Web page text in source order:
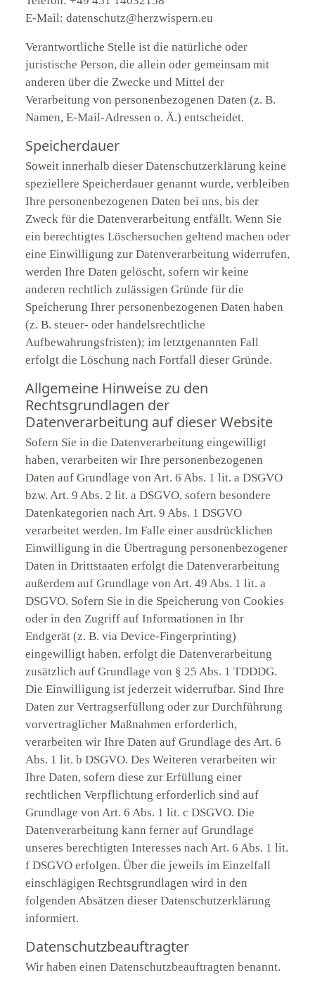
E-Mail: datenschutz@herzwispern.eu
Verantwortliche Stelle ist die natürliche oder
juristische Person, die allein oder gemeinsam mit
anderen über die Zwecke und Mittel der
Verarbeitung von personenbezogenen Daten (z. B.
Namen, E-Mail-Adressen o. Ä.) entscheidet.
Speicherdauer
Soweit innerhalb dieser Datenschutzerklärung keine
speziellere Speicherdauer genannt wurde, verbleiben
Ihre personenbezogenen Daten bei uns, bis der
Zweck für die Datenverarbeitung entfällt. Wenn Sie
ein berechtigtes Löschersuchen geltend machen oder
eine Einwilligung zur Datenverarbeitung widerrufen,
werden Ihre Daten gelöscht, sofern wir keine
anderen rechtlich zulässigen Gründe für die
Speicherung Ihrer personenbezogenen Daten haben
(z. B. steuer- oder handelsrechtliche
Aufbewahrungsfristen); im letztgenannten Fall
erfolgt die Löschung nach Fortfall dieser Gründe.
Allgemeine Hinweise zu den
Rechtsgrundlagen der
Datenverarbeitung auf dieser Website
Sofern Sie in die Datenverarbeitung eingewilligt
haben, verarbeiten wir Ihre personenbezogenen
Daten auf Grundlage von Art. 6 Abs. 1 lit. a DSGVO
bzw. Art. 9 Abs. 2 lit. a DSGVO, sofern besondere
Datenkategorien nach Art. 9 Abs. 1 DSGVO
verarbeitet werden. Im Falle einer ausdrücklichen
Einwilligung in die Übertragung personenbezogener
Daten in Drittstaaten erfolgt die Datenverarbeitung
außerdem auf Grundlage von Art. 49 Abs. 1 lit. a
DSGVO. Sofern Sie in die Speicherung von Cookies
oder in den Zugriff auf Informationen in Ihr
Endgerät (z. B. via Device-Fingerprinting)
eingewilligt haben, erfolgt die Datenverarbeitung
zusätzlich auf Grundlage von § 25 Abs. 1 TDDDG.
Die Einwilligung ist jederzeit widerrufbar. Sind Ihre
Daten zur Vertragserfüllung oder zur Durchführung
vorvertraglicher Maßnahmen erforderlich,
verarbeiten wir Ihre Daten auf Grundlage des Art. 6
Abs. 1 lit. b DSGVO. Des Weiteren verarbeiten wir
Ihre Daten, sofern diese zur Erfüllung einer
rechtlichen Verpflichtung erforderlich sind auf
Grundlage von Art. 6 Abs. 1 lit. c DSGVO. Die
Datenverarbeitung kann ferner auf Grundlage
unseres berechtigten Interesses nach Art. 6 Abs. 1 lit.
f DSGVO erfolgen. Über die jeweils im Einzelfall
einschlägigen Rechtsgrundlagen wird in den
folgenden Absätzen dieser Datenschutzerklärung
informiert.
Datenschutz­beauftragter
Wir haben einen Datenschutzbeauftragten benannt.